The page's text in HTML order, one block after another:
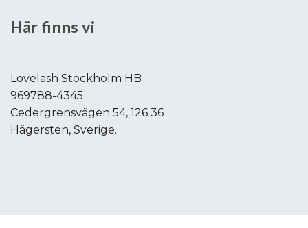
Här finns vi
Lovelash Stockholm HB
969788-4345
Cedergrensvägen 54, 126 36
Hägersten, Sverige.